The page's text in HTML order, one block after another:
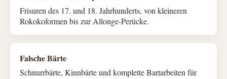
Frisuren des 17. und 18. Jahrhunderts, von kleineren
Rokokoformen bis zur Allonge-Perücke.
Falsche Bärte
Schnurrbärte, Kinnbärte und komplette Bartarbeiten für